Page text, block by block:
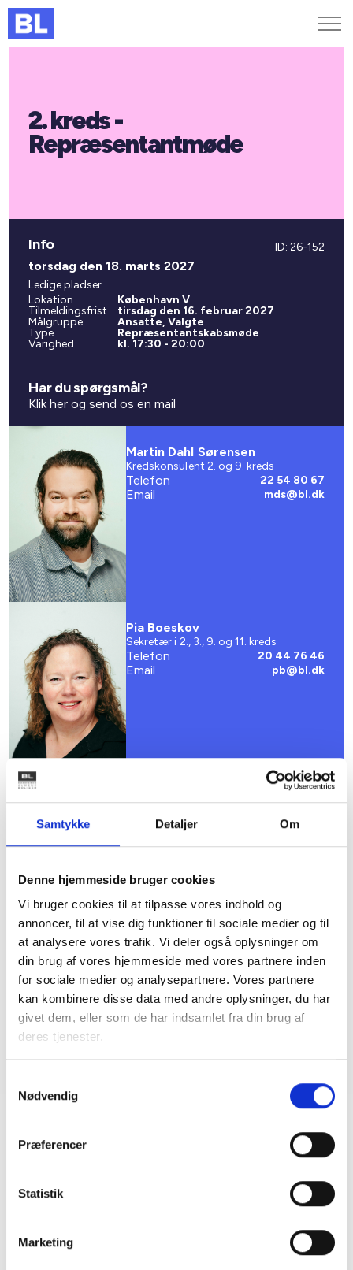
Samtykke Detaljer Om
Denne hjemmeside bruger cookies
Vi bruger cookies til at tilpasse vores indhold og
annoncer, til at vise dig funktioner til sociale medier og til
at analysere vores trafik. Vi deler også oplysninger om
din brug af vores hjemmeside med vores partnere inden
for sociale medier og analysepartnere. Vores partnere
kan kombinere disse data med andre oplysninger, du har
givet dem, eller som de har indsamlet fra din brug af
deres tjenester.
Nødvendig
Præferencer
Statistik
Marketing
Find medarbejder
Kurser og arrangementer
Jobportalen
2. kreds -
Repræsentantmøde
Mødet er for dig, der er valgt til
kredsens repræsentantskab, og
du er allerede tilmeldt.
Det er ikke muligt at tilmelde sig
dette møde.
Dagsorden følger ca. 1 uge inden mødet. Alt
materiale lægges i MitBL
Info ID: 26-152
torsdag den 18. marts 2027
Ledige pladser
Lokation
København V
Tilmeldingsfrist
tirsdag den 16. februar 2027
Målgruppe
Ansatte, Valgte
Type
Repræsentantskabsmøde
Varighed
kl. 17:30 - 20:00
Har du spørgsmål?
Klik her og send os en mail
Martin Dahl Sørensen
Kredskonsulent 2. og 9. kreds
Telefon 22 54 80 67
Email mds@bl.dk
Pia Boeskov
Sekretær i 2., 3., 9. og 11. kreds
Telefon 20 44 76 46
Email pb@bl.dk